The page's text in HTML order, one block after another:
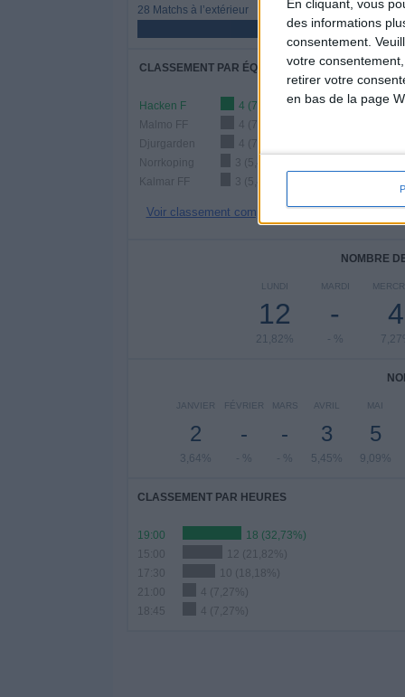
En cliquant, vous
des informations
consentement.
votre
retirer votre
en bas de la page
28 Matchs à l’extérieur
50,91%
CLASSEMENT PAR ÉQUIPES
Hacken F
4 (7,27%)
Malmo FF
4 (7,27%)
Djurgarden
4 (7,27%)
Norrkoping
3 (5,45%)
Kalmar FF
3 (5,45%)
Voir classement complet
NOMBRE
LUNDI
12
21,82%
MARDI
-
- %
4
JANVIER
2
3,64%
FÉVRIER
-
- %
MARS
-
- %
AVRIL
3
5,45%
MAI
5
9,09%
CLASSEMENT PAR HEURES
19:00
18 (32,73%)
15:00
12 (21,82%)
17:30
10 (18,18%)
21:00
4 (7,27%)
18:45
4 (7,27%)